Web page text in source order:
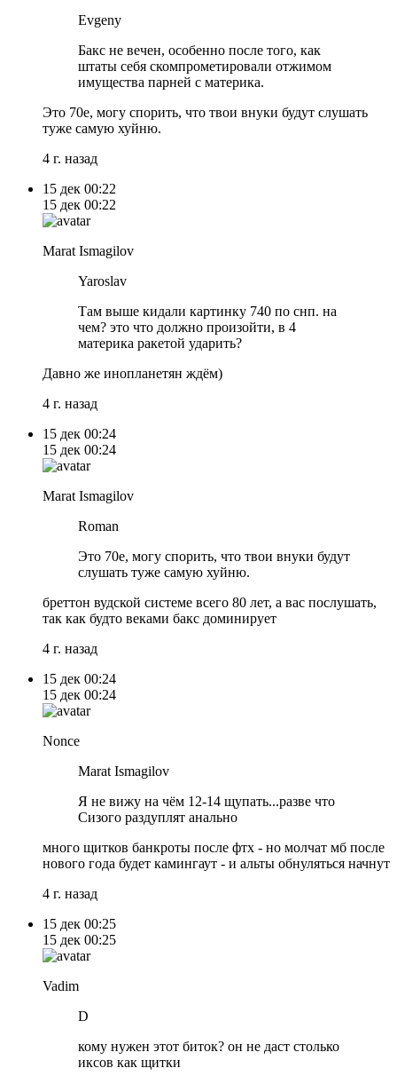
Evgeny
Бакс не вечен, особенно после того, как
штаты себя скомпрометировали отжимом
имущества парней с материка.
Это 70е, могу спорить, что твои внуки будут слушать
туже самую хуйню.
4 г. назад
15 дек 00:22
15 дек 00:22
Marat Ismagilov
Yaroslav
Там выше кидали картинку 740 по снп. на
чем? это что должно произойти, в 4
материка ракетой ударить?
Давно же инопланетян ждём)
4 г. назад
15 дек 00:24
15 дек 00:24
Marat Ismagilov
Roman
Это 70е, могу спорить, что твои внуки будут
слушать туже самую хуйню.
бреттон вудской системе всего 80 лет, а вас послушать,
так как будто веками бакс доминирует
4 г. назад
15 дек 00:24
15 дек 00:24
Nonce
Marat Ismagilov
Я не вижу на чём 12-14 щупать...разве что
Сизого раздуплят анально
много щитков банкроты после фтх - но молчат мб после
нового года будет камингаут - и альты обнуляться начнут
4 г. назад
15 дек 00:25
15 дек 00:25
Vadim
D
кому нужен этот биток? он не даст столько
иксов как щитки